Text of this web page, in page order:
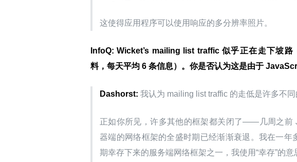
这使得应用程序可以使用响应的多分辨率照片。
InfoQ: Wicket’s mailing list traffic 似乎正在走下坡路
料，每天平均 6 条信息）。你是否认为这是由于
Dashorst: 我认为 mailing list traffic 的走低是许多不同
正如你所见，许多其他的框架都关闭了——几周之
器端的网络框架的全盛时期已经渐渐衰退。我在一年
期幸存下来的服务端网络框架之一，我使用“幸存”的意